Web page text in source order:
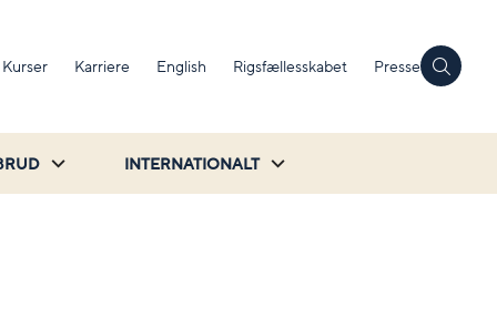
Kurser Karriere English Rigsfællesskabet Presse
INTERNATIONALT